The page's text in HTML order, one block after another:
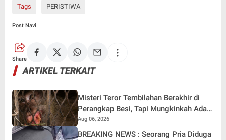
Tags PERISTIWA
Post Navi
Share
ARTIKEL TERKAIT
Misteri Teror Tembilahan Berakhir di
Perangkap Besi, Tapi Mungkinkah Ada
Pemangsa Lain yang Masih Mengintai ?
Aug 06, 2026
BREAKING NEWS : Seorang Pria Diduga